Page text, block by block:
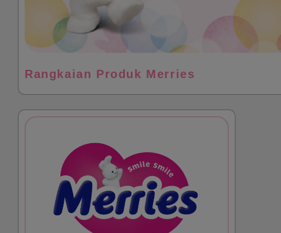
Rangkaian Produk Merries